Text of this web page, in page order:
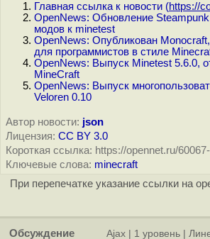
Главная ссылка к новости (https://
OpenNews: Обновление
модов к minetest
OpenNews: Опубликован
для программистов в стиле
OpenNews: Выпуск Minetest 5.6.0,
MineCraft
OpenNews: Выпуск
Veloren 0.10
Автор новости: json
Лицензия: CC BY 3.0
Короткая ссылка: https://opennet.ru/
Ключевые слова: minecraft
При перепечатке указание ссылки на
Обсуждение
Ajax 1 уровень